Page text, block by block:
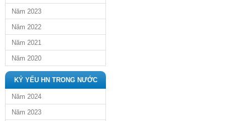
Năm 2023
Năm 2022
Năm 2021
Năm 2020
KỶ YẾU HN TRONG NƯỚC
Năm 2024
Năm 2023